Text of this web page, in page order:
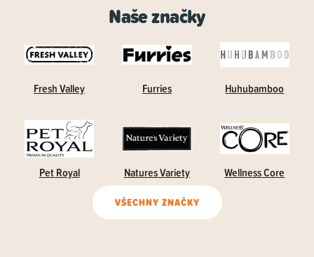
Naše značky
Fresh Valley Furries Huhubamboo
Pet Royal Natures Variety Wellness Core
VŠECHNY ZNAČKY